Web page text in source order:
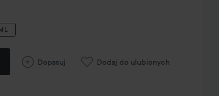
Dopasuj Dodaj do ulubionych